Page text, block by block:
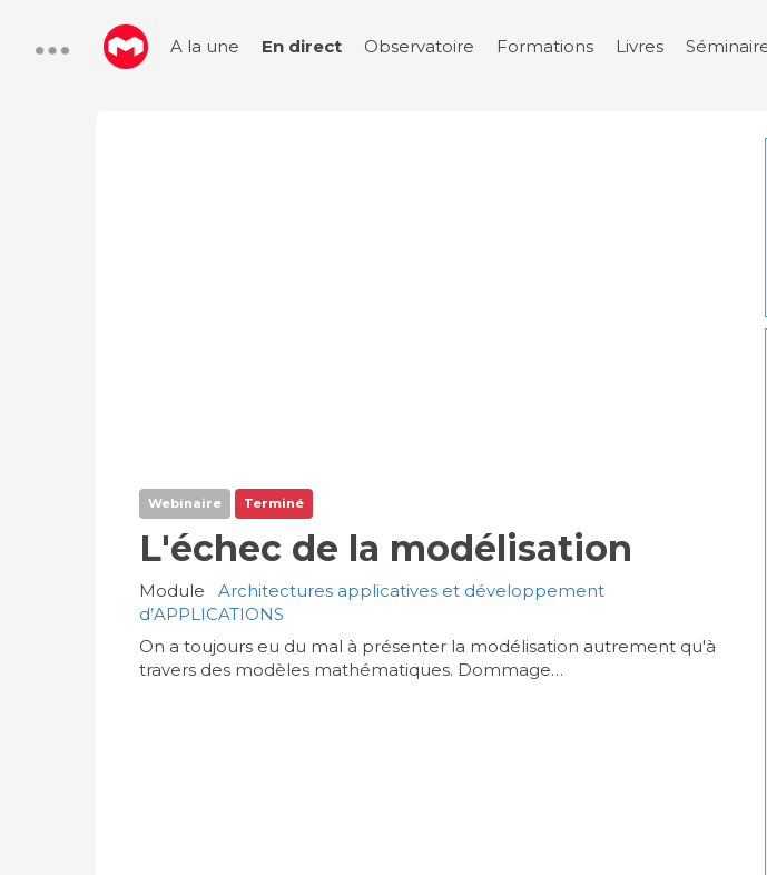
A la une En direct Observatoire Formations Livres
Webinaire Terminé
L'échec de la modélisation
Module
Architectures applicatives et développement
d’APPLICATIONS
On a toujours eu du mal à présenter la modélisation autrement qu'à
travers des modèles mathématiques. Dommage…